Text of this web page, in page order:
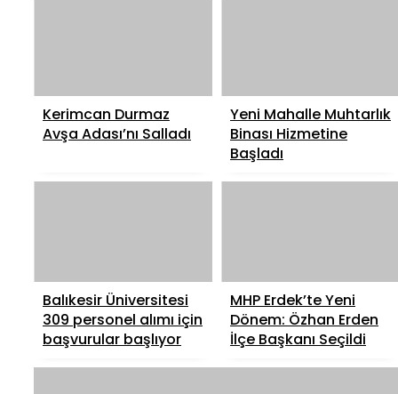
Kerimcan Durmaz
Avşa Adası’nı Salladı
Yeni Mahalle Muhtarlık
Binası Hizmetine
Başladı
Balıkesir Üniversitesi
309 personel alımı için
başvurular başlıyor
MHP Erdek’te Yeni
Dönem: Özhan Erden
İlçe Başkanı Seçildi